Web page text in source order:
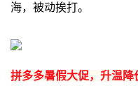
海，被动挨打。
拼多多暑假大促，升温